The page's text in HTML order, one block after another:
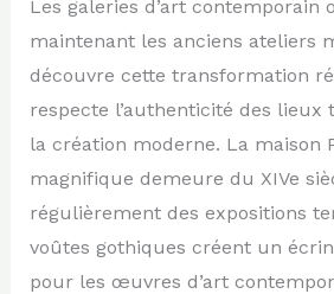
Les galeries d’art contemporain
maintenant les anciens ateliers
découvre cette transformation
respecte l’authenticité des lieux
la création moderne. La maison
magnifique demeure du XIVe
régulièrement des expositions
voûtes gothiques créent un
pour les œuvres d’art